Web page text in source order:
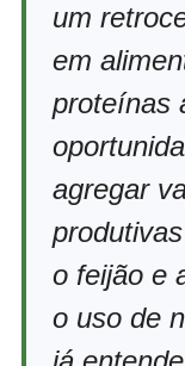
um
em
proteínas
agregar
o feijão e
o uso de